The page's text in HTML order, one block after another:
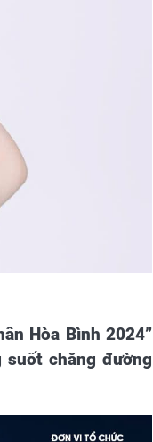
Hòa Bình 2024”
chăng đường